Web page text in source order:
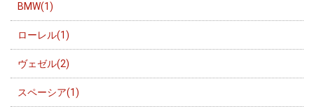
BMW(1)
ローレル(1)
ヴェゼル(2)
スペーシア(1)